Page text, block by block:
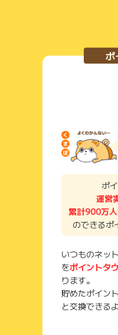
検索しやすく、
イントが上が
aurinko ( 40代
一時やらなか
馴染みなので
の他地域から
そうだったの
円とあればそ
とは言え返礼
たぴらし
一週間に2～3
７パーセント
ポ
ポ
運営
累計900万人
のできるポ
いつものネッ
をポイントタ
ります。
貯めたポイン
と交換できる